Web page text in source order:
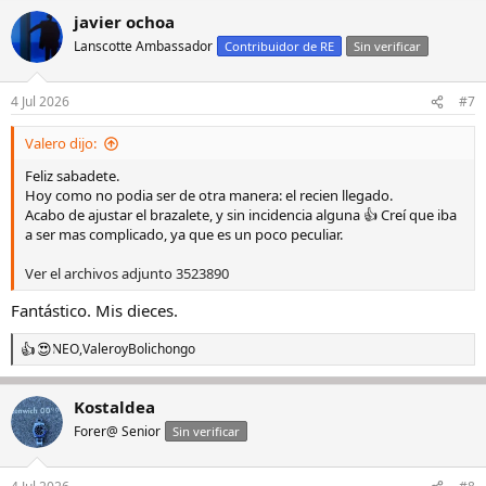
javier ochoa
Lanscotte Ambassador Contribuidor de RE Sin verificar
4 Jul 2026 #7
Valero dijo:
Feliz sabadete.
Hoy como no podia ser de otra manera: el recien llegado.
Acabo de ajustar el brazalete, y sin incidencia alguna 👍 Creí que iba
a ser mas complicado, ya que es un poco peculiar.
Ver el archivos adjunto 3523890
Fantástico. Mis dieces.
R
e
a
c
c
i
NEO,ValeroyBolichongo
Kostaldea
Forer@ Senior Sin verificar